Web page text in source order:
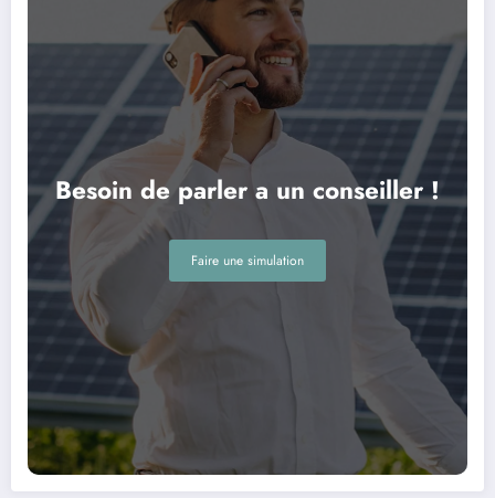
Besoin de parler a un conseiller !
Faire une simulation